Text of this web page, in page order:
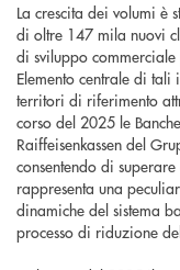
La crescita dei volumi è
di oltre 147 mila nuovi
di sviluppo
Elemento centrale di tali
territori di riferimento
corso del 2025 le
Raiffeisenkassen del
consentendo di
rappresenta una
dinamiche del sistema
processo di riduzione